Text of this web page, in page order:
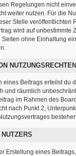
Regelungen nicht
weiter nutzen. Für die
Stelle veröffentlichten
wird auf unbestimmte
Seiten ohne Einhaltung
NUTZUNGSRECHTEN
eines Beitrags erteilst du
und räumlich
im Rahmen des
nach Punkt 2,
Erstellung eines